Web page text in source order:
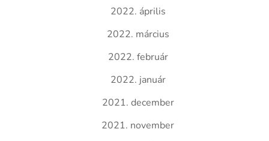
2022. április
2022. március
2022. február
2022. január
2021. december
2021. november